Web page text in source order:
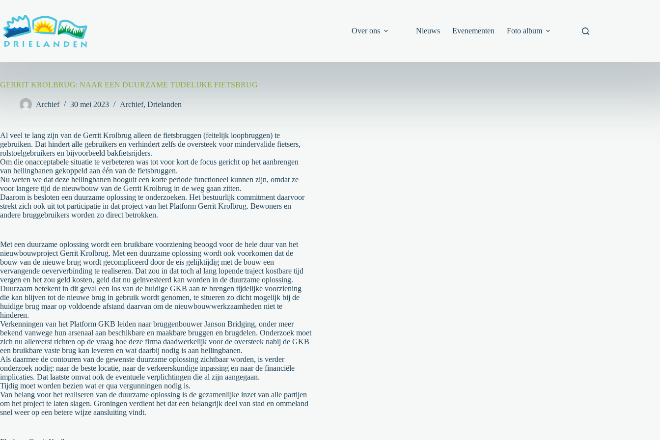
de
inhoud
Over ons Nieuws Evenementen Foto album
GERRIT KROLBRUG: NAAR EEN DUURZAME TIJDELIJKE FIETSBRUG
Archief 30 mei 2023 Archief, Drielanden
Al veel te lang zijn van de Gerrit Krolbrug alleen de fietsbruggen (feitelijk loopbruggen) te
gebruiken. Dat hindert alle gebruikers en verhindert zelfs de oversteek voor mindervalide fietsers,
rolstoelgebruikers en bijvoorbeeld bakfietsrijders.
Om die onacceptabele situatie te verbeteren was tot voor kort de focus gericht op het aanbrengen
van hellingbanen gekoppeld aan één van de fietsbruggen.
Nu weten we dat deze hellingbanen hooguit een korte periode functioneel kunnen zijn, omdat ze
voor langere tijd de nieuwbouw van de Gerrit Krolbrug in de weg gaan zitten.
Daarom is besloten een duurzame oplossing te onderzoeken. Het bestuurlijk commitment daarvoor
strekt zich ook uit tot participatie in dat project van het Platform Gerrit Krolbrug. Bewoners en
andere bruggebruikers worden zo direct betrokken.
Met een duurzame oplossing wordt een bruikbare voorziening beoogd voor de hele duur van het
nieuwbouwproject Gerrit Krolbrug. Met een duurzame oplossing wordt ook voorkomen dat de
bouw van de nieuwe brug wordt gecompliceerd door de eis gelijktijdig met de bouw een
vervangende oeververbinding te realiseren. Dat zou in dat toch al lang lopende traject kostbare tijd
vergen en het zou geld kosten, geld dat nu geïnvesteerd kan worden in de duurzame oplossing.
Duurzaam betekent in dit geval een los van de huidige GKB aan te brengen tijdelijke voorziening
die kan blijven tot de nieuwe brug in gebruik wordt genomen, te situeren zo dicht mogelijk bij de
huidige brug maar op voldoende afstand daarvan om de nieuwbouwwerkzaamheden niet te
hinderen.
Verkenningen van het Platform GKB leiden naar bruggenbouwer Janson Bridging, onder meer
bekend vanwege hun arsenaal aan beschikbare en maakbare bruggen en brugdelen. Onderzoek moet
zich nu allereerst richten op de vraag hoe deze firma daadwerkelijk voor de oversteek nabij de GKB
een bruikbare vaste brug kan leveren en wat daarbij nodig is aan hellingbanen.
Als daarmee de contouren van de gewenste duurzame oplossing zichtbaar worden, is verder
onderzoek nodig: naar de beste locatie, naar de verkeerskundige inpassing en naar de financiële
implicaties. Dat laatste omvat ook de eventuele verplichtingen die al zijn aangegaan.
Tijdig moet worden bezien wat er qua vergunningen nodig is.
Van belang voor het realiseren van de duurzame oplossing is de gezamenlijke inzet van alle partijen
om het project te laten slagen. Groningen verdient het dat een belangrijk deel van stad en ommeland
snel weer op een betere wijze aansluiting vindt.